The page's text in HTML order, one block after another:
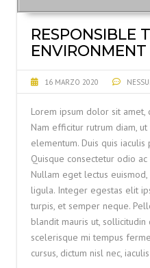
RESPONSIBLE
ENVIRONMENT
16 MARZO 2020
Lorem ipsum dolor sit amet,
Nam efficitur rutrum diam,
elementum. Duis quis iaculis
Quisque consectetur odio
Nullam eget lectus
ligula. Integer egestas elit
turpis, et semper neque.
blandit mauris ut, sollicitudin
scelerisque mi tempus
cursus, dictum nisl nec,